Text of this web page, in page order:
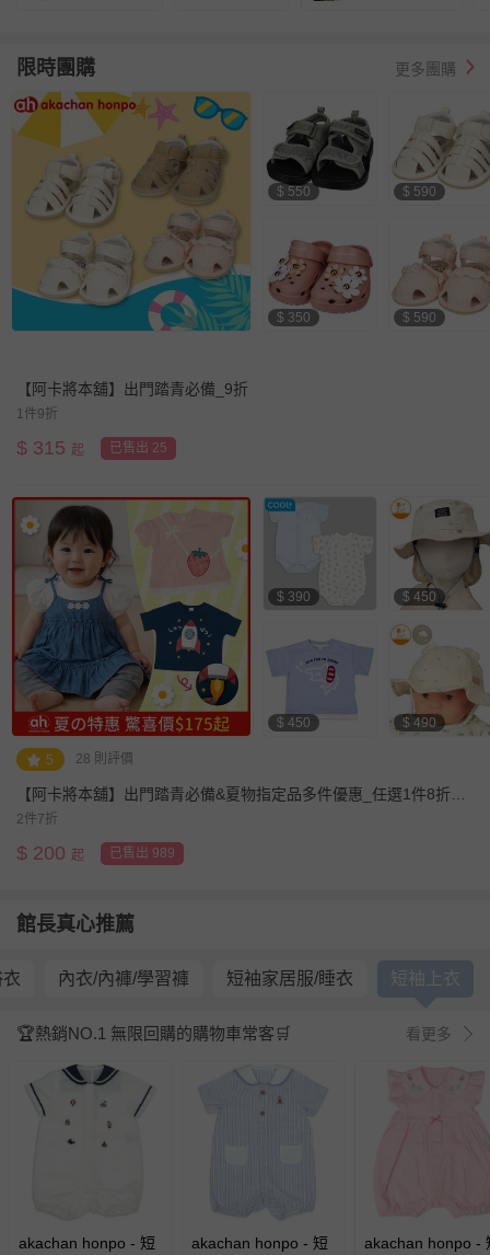
限時團購 更多團購
$ 550
$ 350
$ 590
$ 590
【阿卡將本舖】出門踏青必備_9折
1件9折
$ 315 起 已售出 25
$ 390
$ 450
$ 450
$ 490
5 28 則評價
【阿卡將本舖】出門踏青必備&夏物指定品多件優惠_任選1件8折、
2件(含)以上7折
2件7折
$ 200 起 已售出 989
館長真心推薦
內衣/內褲/學習褲 短袖家居服/睡衣 短袖上衣
🏆熱銷NO.1 無限回購的購物車常客🛒 看更多
akachan honpo - 短
akachan honpo - 短
akachan honpo -